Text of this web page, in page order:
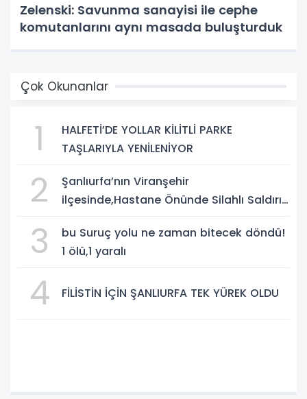
Zelenski: Savunma sanayisi ile cephe
komutanlarını aynı masada buluşturduk
Çok Okunanlar
1
HALFETİ’DE YOLLAR KİLİTLİ PARKE
TAŞLARIYLA YENİLENİYOR
2
Şanlıurfa’nın Viranşehir
ilçesinde,Hastane Önünde Silahlı Saldırı:
3
bu Suruç yolu ne zaman bitecek döndü!
1 ölü,1 yaralı
4 FİLİSTİN İÇİN ŞANLIURFA TEK YÜREK OLDU